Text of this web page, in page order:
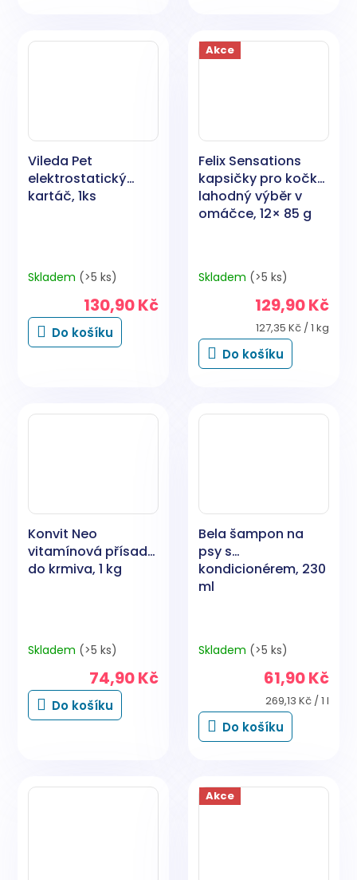
Vileda Pet
elektrostatický
kartáč, 1ks
Skladem (>5 ks)
130,90 Kč
Do košíku
Akce
Felix Sensations
kapsičky pro kočky
lahodný výběr v
omáčce, 12× 85 g
Skladem (>5 ks)
129,90 Kč
Měrná
cena:
127,35 Kč / 1 kg
Do košíku
Konvit Neo
vitamínová přísada
do krmiva, 1 kg
Skladem (>5 ks)
74,90 Kč
Do košíku
Bela šampon na
psy s
kondicionérem, 230
ml
Skladem (>5 ks)
61,90 Kč
Měrná
cena:
269,13 Kč / 1 l
Do košíku
Akce